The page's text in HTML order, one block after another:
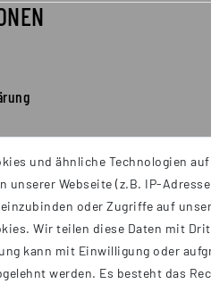
und ähnliche Technologien
unserer Webseite (z.B. IP-
oder Zugriffe auf
Wir teilen diese Daten mit
kann mit Einwilligung oder
werden. Es besteht das